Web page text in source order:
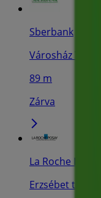
Sberbank
Városház Tér,
89 m
Zárva
La Roche Posay
Erzsébet tér 4,